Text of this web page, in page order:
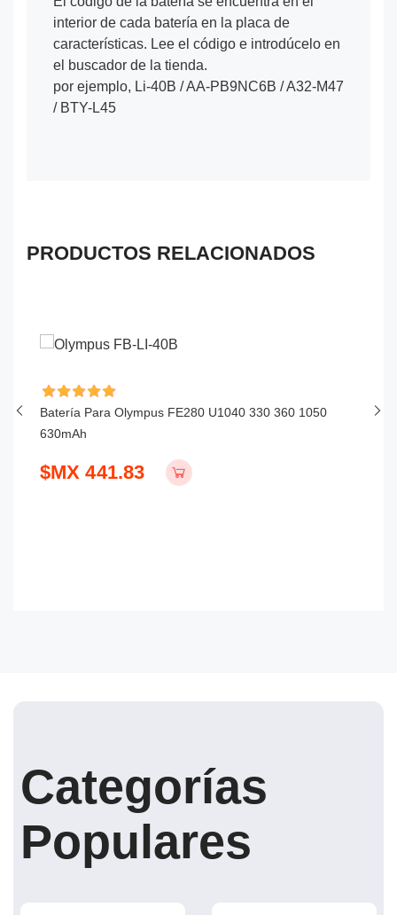
interior de cada batería en la placa de
características. Lee el código e introdúcelo en
el buscador de la tienda.
por ejemplo, Li-40B / AA-PB9NC6B / A32-M47
/ BTY-L45
PRODUCTOS RELACIONADOS
Batería Para Olympus FE280 U1040 330 360 1050
630mAh
$MX 441.83
Categorías
Populares